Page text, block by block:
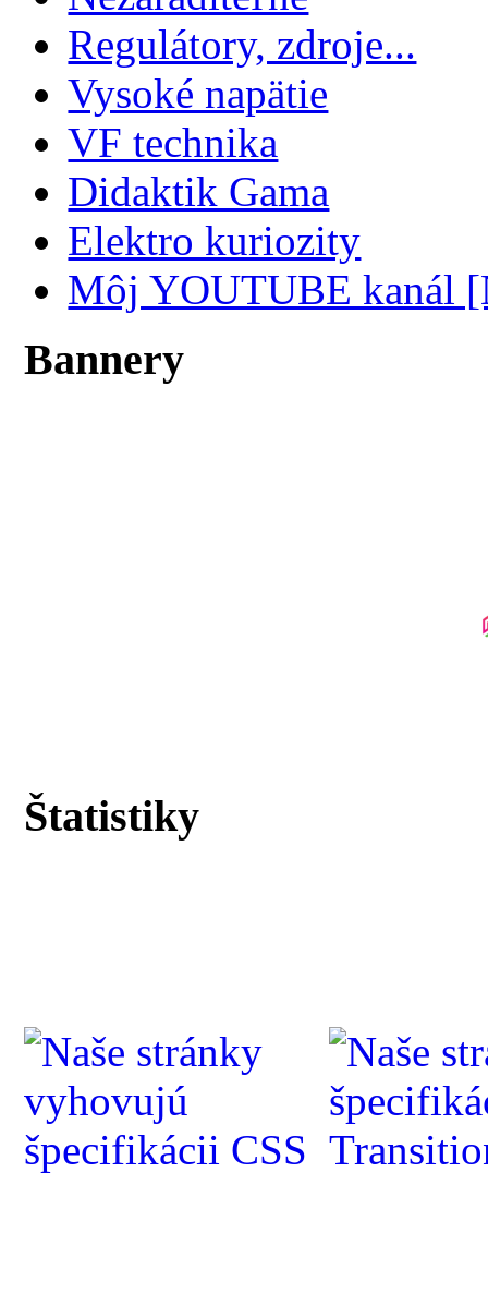
Regulátory, zdroje...
Vysoké napätie
VF technika
Didaktik Gama
Elektro kuriozity
Môj YOUTUBE kanál
Bannery
Štatistiky